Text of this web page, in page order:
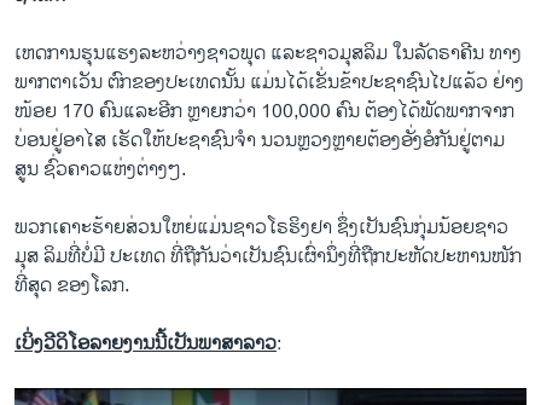
ເຫດການຮຸນແຮງລະຫວ່າງຊາວພຸດ ແລະຊາວມຸສລິມ ໃນລັດຣາຄີນ ທາງ
ພາກຕາເວັນ ຕົກຂອງປະເທດນັ້ນ ແມ່ນໄດ້ເຂັ່ນຂ້າປະຊາຊົນໄປແລ້ວ ຢ່າງ
ໜ້ອຍ 170 ຄົນແລະອີກ ຫຼາຍກວ່າ 100,000 ຄົນ ຕ້ອງໄດ້ພັດພາກຈາກ
ບ່ອນຢູ່ອາໄສ ເຮັດໃຫ້ປະຊາຊົນຈໍາ ນວນຫຼວງຫຼາຍຕ້ອງອັ່ງອໍກັນຢູ່ຕາມ
ສູນ ຊົ່ວຄາວແຫ່ງຕ່າງໆ.
ພວກເຄາະຮ້າຍສ່ວນໃຫຍ່ແມ່ນຊາວໂຣຮິງຢາ ຊຶ່ງເປັນຊົນກຸ່ມນ້ອຍຊາວ
ມຸສ ລິມທີ່ບໍ່ມີ ປະເທດ ທີ່ຖືກັນວ່າເປັນຊົນເຜົ່ານຶ່ງທີ່ຖືກປະຫັດປະຫານໜັກ
ທີ່ສຸດ ຂອງໂລກ.
ເບິ່ງວີດິໂອລາຍງານນີ້ເປັນພາສາລາວ: